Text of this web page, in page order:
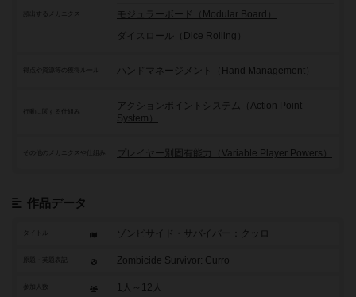
頻出するメカニクス
モジュラーボード（Modular Board）
ダイスロール（Dice Rolling）
ハンドマネージメント（Hand Management）
行動に関する仕組み
アクションポイントシステム（Action Point
System）
その他のメカニクスや仕組み プレイヤー別固有能力（Variable Player Powers）
作品データ
タイトル ゾンビサイド・サバイバー：クッロ
Zombicide Survivor: Curro
参加人数 1人～12人